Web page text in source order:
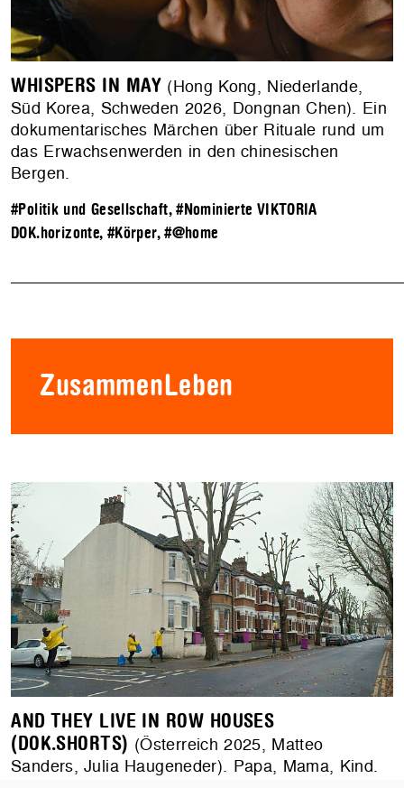
WHISPERS IN MAY (Hong Kong, Niederlande,
Süd Korea, Schweden 2026, Dongnan Chen). Ein
dokumentarisches Märchen über Rituale rund um
das Erwachsenwerden in den chinesischen
Bergen.
#Politik und Gesellschaft,#Nominierte VIKTORIA
DOK.horizonte, #Körper,#@home
ZusammenLeben
AND THEY LIVE IN ROW HOUSES
(DOK.SHORTS) (Österreich 2025, Matteo
Sanders, Julia Haugeneder). Papa, Mama, Kind.